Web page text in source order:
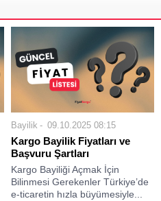
Bayilik 09.10.2025 08:15
Kargo Bayilik Fiyatları ve
Başvuru Şartları
Kargo Bayiliği Açmak İçin
Bilinmesi Gerekenler Türkiye’de
e-ticaretin hızla büyümesiyle...